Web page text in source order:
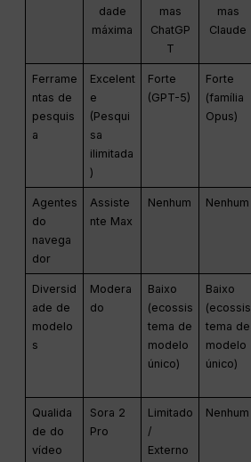
dade
máxima
mas
ChatGP
T
mas
Claude
Ferrame
ntas de
pesquis
a
Excelent
e
(Pesqui
sa
ilimitada
)
Forte
(GPT-5)
Forte
(família
Opus)
Agentes
do
navega
dor
Assiste
nte Max
Nenhum Nenhum
Diversid
ade de
modelo
s
Modera
do
Baixo
(ecossis
tema de
modelo
único)
Baixo
(ecossis
tema de
modelo
único)
Qualida
de do
vídeo
Sora 2
Pro
Limitado
/
Externo
Nenhum